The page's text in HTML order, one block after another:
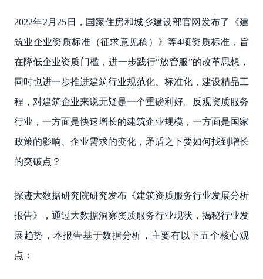
2022年2月25日，国家住房和城乡建设部官网发布了《建
筑业企业资质标准（征求意见稿）》等4项资质标准，旨
在降低企业资质门槛，进一步践行“放管服”的改革思想，
同时也进一步推进建筑行业规范化、标准化，建设精品工
程，对建筑企业来说无疑是一个重磅利好。反观资质服务
行业，一方面是快速增长的建筑企业规模，一方面是国家
政策的影响、企业需求的变化，矛盾之下要如何找到增长
的突破点？
探迹大数据研究院研究发布《建筑资质服务行业发展分析
报告》，通过大数据洞察资质服务行业现状，揭秘行业发
展趋势，本报告基于数据分析，主要有以下五个核心观
点：